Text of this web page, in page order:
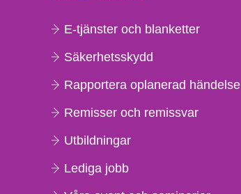
E-tjänster och blanketter
Säkerhetsskydd
Rapportera oplanerad händelse
Remisser och remissvar
Utbildningar
Lediga jobb